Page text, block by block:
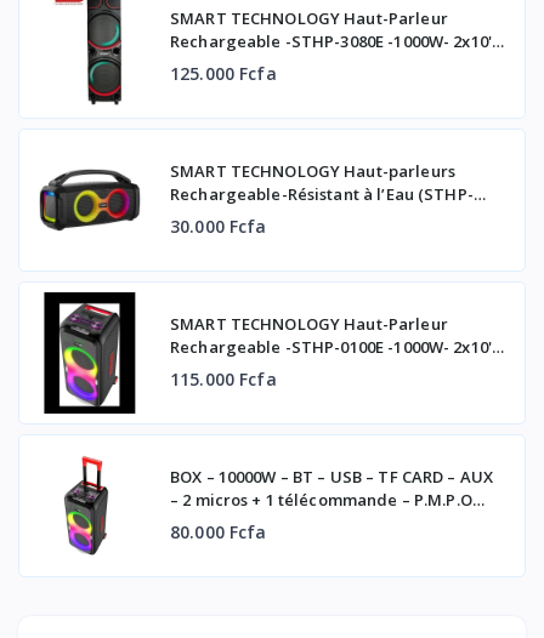
SMART TECHNOLOGY Haut-Parleur
Rechargeable -STHP-3080E -1000W- 2x10''
– Bluetooth – USB – AUX – 2xMicros –
Télécommande – Noir
125.000 Fcfa
SMART TECHNOLOGY Haut-parleurs
Rechargeable-Résistant à l’Eau (STHP-
5050E) -100W- 13 Modes D’Éclairage-
Bluetooth- Noir
30.000 Fcfa
SMART TECHNOLOGY Haut-Parleur
Rechargeable -STHP-0100E -1000W- 2x10''
– Bluetooth – USB – AUX – 2xMicros –
Télécommande – Noir
115.000 Fcfa
BOX – 10000W – BT – USB – TF CARD – AUX
– 2 micros + 1 télécommande – P.M.P.O
POWER – STHP-2008E
80.000 Fcfa